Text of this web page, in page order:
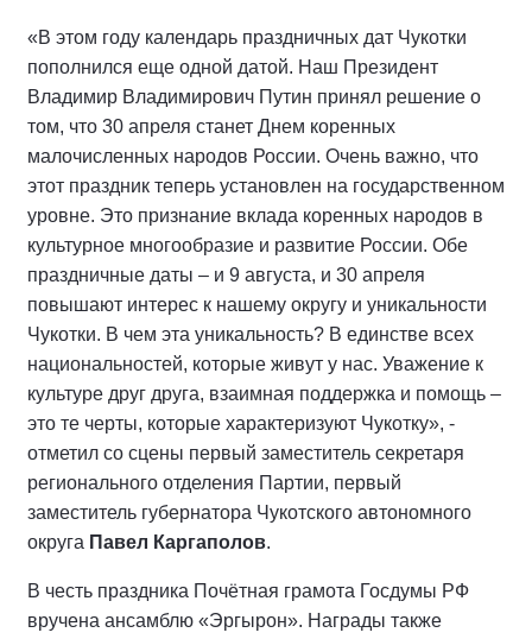
«В этом году календарь праздничных дат Чукотки
пополнился еще одной датой. Наш Президент
Владимир Владимирович Путин принял решение о
том, что 30 апреля станет Днем коренных
малочисленных народов России. Очень важно, что
этот праздник теперь установлен на государственном
уровне. Это признание вклада коренных народов в
культурное многообразие и развитие России. Обе
праздничные даты – и 9 августа, и 30 апреля
повышают интерес к нашему округу и уникальности
Чукотки. В чем эта уникальность? В единстве всех
национальностей, которые живут у нас. Уважение к
культуре друг друга, взаимная поддержка и помощь –
это те черты, которые характеризуют Чукотку», -
отметил со сцены первый заместитель секретаря
регионального отделения Партии, первый
заместитель губернатора Чукотского автономного
округа Павел Каргаполов.
В честь праздника Почётная грамота Госдумы РФ
вручена ансамблю «Эргырон». Награды также